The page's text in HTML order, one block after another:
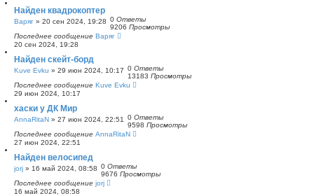
Найден квадрокоптер
Варяг » 20 сен 2024, 19:28 0 Ответы
9206 Просмотры
Последнее сообщение Варяг
20 сен 2024, 19:28
Найден скейт-борд
Kuve Evku » 29 июн 2024, 10:17 0 Ответы
13183 Просмотры
Последнее сообщение Kuve Evku
29 июн 2024, 10:17
хаски у ДК Мир
AnnaRitaN » 27 июн 2024, 22:51 0 Ответы
9598 Просмотры
Последнее сообщение AnnaRitaN
27 июн 2024, 22:51
Найден велосипед
jorj » 16 май 2024, 08:58 0 Ответы
9676 Просмотры
Последнее сообщение jorj
16 май 2024, 08:58